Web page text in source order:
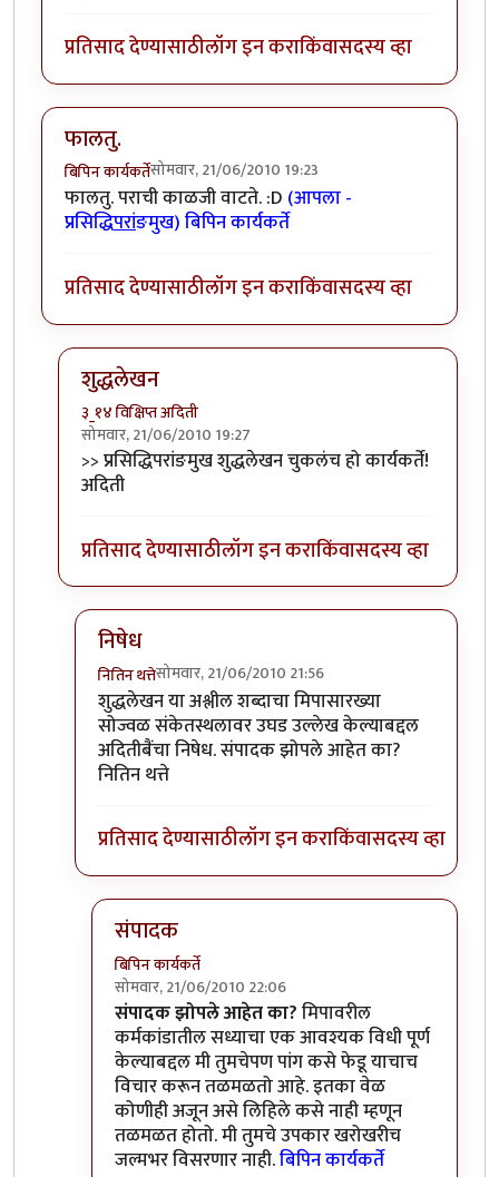
प्रतिसाद देण्यासाठीलॉग इन कराकिंवासदस्य व्हा
फालतु.
बिपिन कार्यकर्तेसोमवार, 21/06/2010 19:23
फालतु. पराची काळजी वाटते. :D (आपला -
प्रसिद्धिपरांङमुख) बिपिन कार्यकर्ते
प्रतिसाद देण्यासाठीलॉग इन कराकिंवासदस्य व्हा
शुद्धलेखन
३_१४ विक्षिप्त अदिती
सोमवार, 21/06/2010 19:27
In reply toफालतु.byबिपिन कार्यकर्ते
>> प्रसिद्धिपरांङमुख शुद्धलेखन चुकलंच हो कार्यकर्ते!
अदिती
प्रतिसाद देण्यासाठीलॉग इन कराकिंवासदस्य व्हा
निषेध
नितिन थत्तेसोमवार, 21/06/2010 21:56
In reply toशुद्धलेखनby३_१४ विक्षिप्त अदिती
शुद्धलेखन या अश्लील शब्दाचा मिपासारख्या
सोज्वळ संकेतस्थलावर उघड उल्लेख केल्याबद्दल
अदितीबैंचा निषेध. संपादक झोपले आहेत का?
नितिन थत्ते
प्रतिसाद देण्यासाठीलॉग इन कराकिंवासदस्य व्हा
संपादक
बिपिन कार्यकर्ते
सोमवार, 21/06/2010 22:06
In reply toनिषेधbyनितिन थत्ते
संपादक झोपले आहेत का?मिपावरील
कर्मकांडातील सध्याचा एक आवश्यक विधी पूर्ण
केल्याबद्दल मी तुमचेपण पांग कसे फेडू याचाच
विचार करून तळमळतो आहे. इतका वेळ
कोणीही अजून असे लिहिले कसे नाही म्हणून
तळमळत होतो. मी तुमचे उपकार खरोखरीच
जल्मभर विसरणार नाही.बिपिन कार्यकर्ते